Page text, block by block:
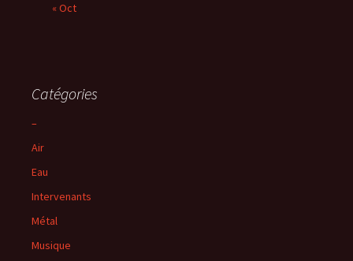
« Oct
Catégories
–
Air
Eau
Intervenants
Métal
Musique